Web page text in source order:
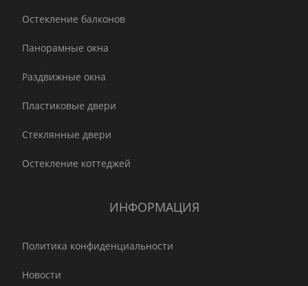
Остекление балконов
Панорамные окна
Раздвижные окна
Пластиковые двери
Стеклянные двери
Остекление коттеджей
ИНФОРМАЦИЯ
Политика конфиденциальности
Новости